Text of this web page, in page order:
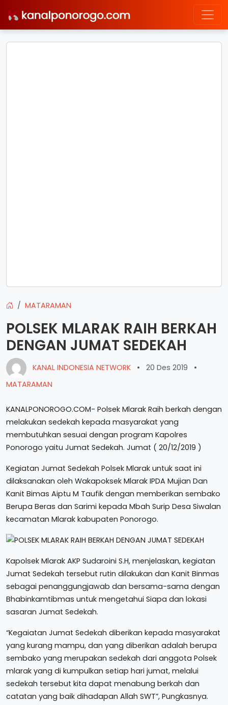
MATARAMAN
POLSEK MLARAK RAIH BERKAH
DENGAN JUMAT SEDEKAH
KANAL INDONESIA NETWORK • 20 Des 2019
•
MATARAMAN
KANALPONOROGO.COM- Polsek Mlarak Raih berkah dengan
melakukan sedekah kepada masyarakat yang
membutuhkan sesuai dengan program Kapolres
Ponorogo yaitu Jumat Sedekah. Jumat ( 20/12/2019 )
Kegiatan Jumat Sedekah Polsek Mlarak untuk saat ini
dilaksanakan oleh Wakapoksek Mlarak IPDA Mujian Dan
Kanit Bimas Aiptu M Taufik dengan memberikan sembako
Berupa Beras dan Sarimi kepada Mbah Surip Desa Siwalan
kecamatan Mlarak kabupaten Ponorogo.
Kapolsek Mlarak AKP Sudaroini S.H, menjelaskan, kegiatan
Jumat Sedekah tersebut rutin dilakukan dan Kanit Binmas
sebagai penanggungjawab dan bersama-sama dengan
Bhabinkamtibmas untuk mengetahui Siapa dan lokasi
sasaran Jumat Sedekah.
“Kegaiatan Jumat Sedekah diberikan kepada masyarakat
yang kurang mampu, dan yang diberikan adalah berupa
sembako yang merupakan sedekah dari anggota Polsek
mlarak yang di kumpulkan setiap hari jumat, melalui
sedekah tersebut kita dapat menabung berkah dan
catatan yang baik dihadapan Allah SWT”, Pungkasnya.